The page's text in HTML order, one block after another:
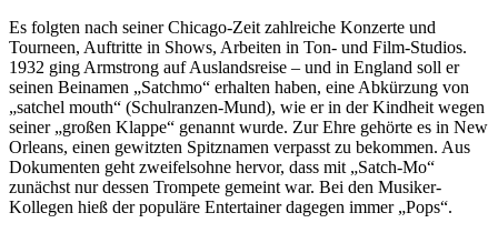
Es folgten nach seiner Chicago-Zeit zahlreiche Konzerte und
Tourneen, Auftritte in Shows, Arbeiten in Ton- und Film-Studios.
1932 ging Armstrong auf Auslandsreise – und in England soll er
seinen Beinamen „Satchmo“ erhalten haben, eine Abkürzung von
„satchel mouth“ (Schulranzen-Mund), wie er in der Kindheit wegen
seiner „großen Klappe“ genannt wurde. Zur Ehre gehörte es in New
Orleans, einen gewitzten Spitznamen verpasst zu bekommen. Aus
Dokumenten geht zweifelsohne hervor, dass mit „Satch-Mo“
zunächst nur dessen Trompete gemeint war. Bei den Musiker-
Kollegen hieß der populäre Entertainer dagegen immer „Pops“.